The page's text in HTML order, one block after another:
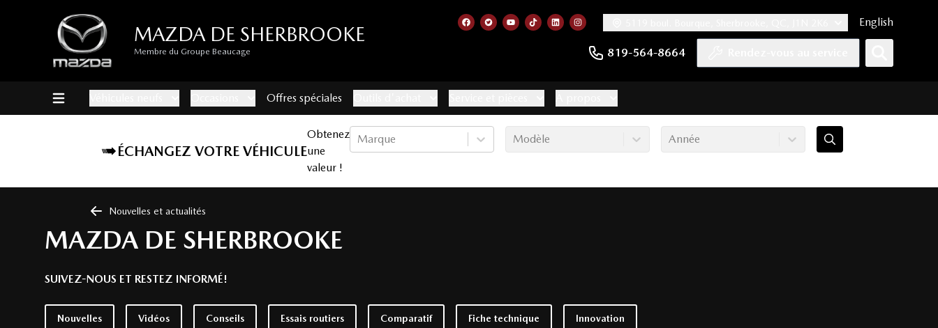
MAZDA DE SHERBROOKE
Membre du Groupe Beaucage 819-564-8664
Lien vers notre page facebook
Lien vers notre compte Twitter
Lien vers notre chaîne YouTube
Lien vers notre compte Tiktok
Lien vers notre compte LinkedIn
Lien vers notre compte Instagram
English
Offres spéciales
ÉCHANGEZ VOTRE VÉHICULE
Obtenez
une
valeur !
Marque Modèle Année
Nouvelles et actualités
MAZDA DE SHERBROOKE
SUIVEZ-NOUS ET RESTEZ INFORMÉ!
Nouvelles Vidéos Conseils Essais routiers Comparatif Fiche technique Innovation